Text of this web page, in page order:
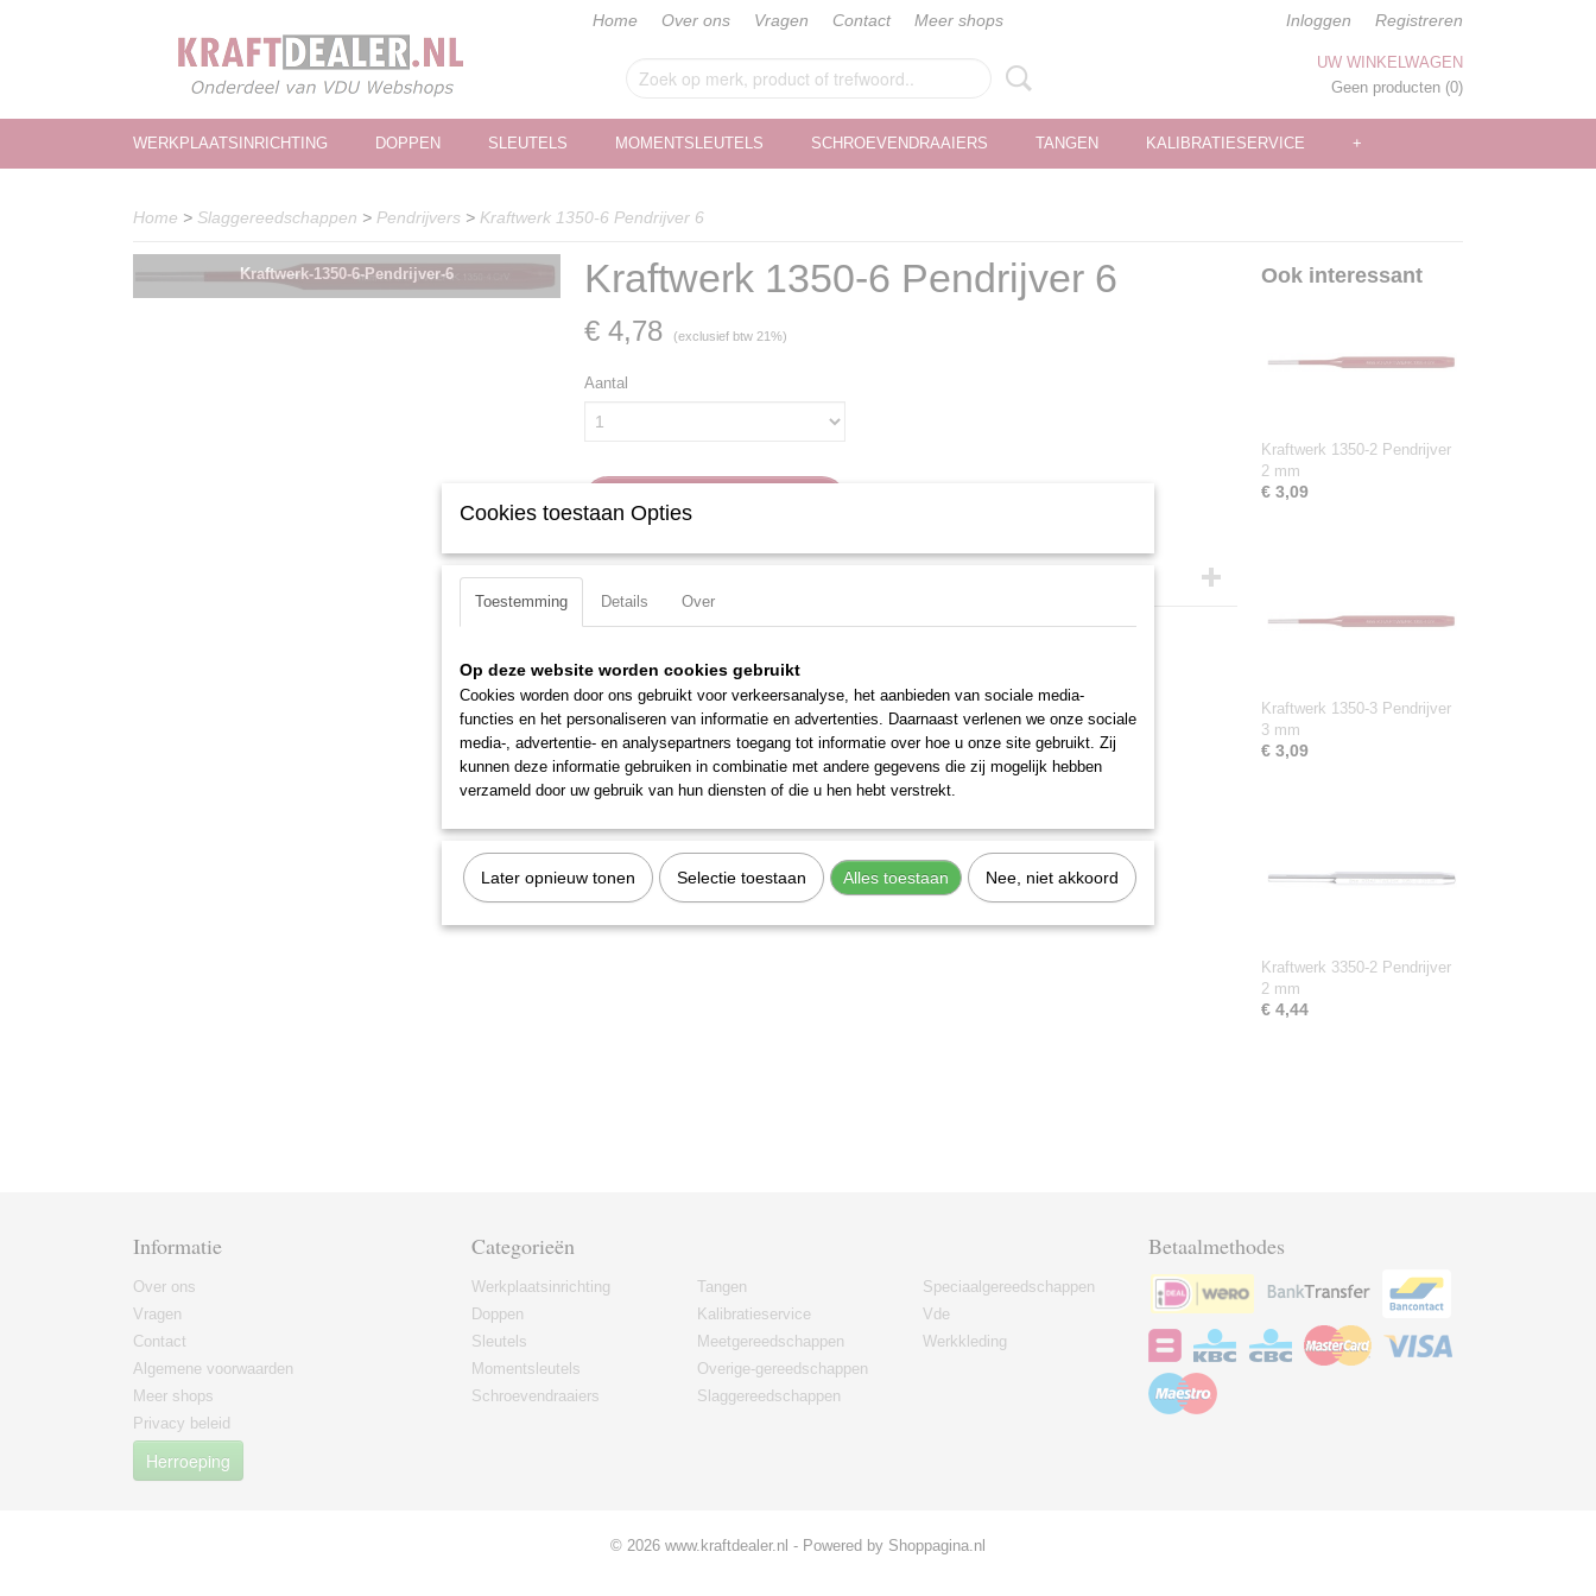
Home Over ons Vragen Contact Meer shops Inloggen Registreren
UW WINKELWAGEN
Geen producten (0)
WERKPLAATSINRICHTING DOPPEN SLEUTELS MOMENTSLEUTELS SCHROEVENDRAAIERS TANGEN KALIBRATIESERVICE +
Home > Slaggereedschappen > Pendrijvers > Kraftwerk 1350-6 Pendrijver 6
Kraftwerk-1350-6-Pendrijver-6 Kraftwerk 1350-6 Pendrijver 6
€ 4,78 (exclusief btw 21%)
Aantal
Productcode leverancier
Ook interessant
Kraftwerk 1350-2 Pendrijver
2 mm
€ 3,09
Kraftwerk 1350-3 Pendrijver
3 mm
€ 3,09
Kraftwerk 3350-2 Pendrijver
2 mm
€ 4,44
Informatie
Over ons
Vragen
Contact
Algemene voorwaarden
Meer shops
Privacy beleid
Herroeping
Categorieën
Werkplaatsinrichting
Doppen
Sleutels
Momentsleutels
Schroevendraaiers
Tangen
Kalibratieservice
Meetgereedschappen
Overige-gereedschappen
Slaggereedschappen
Speciaalgereedschappen
Vde
Werkkleding
Betaalmethodes
© 2026 www.kraftdealer.nl - Powered by Shoppagina.nl
Cookies toestaan Opties
Toestemming Details Over
Op deze website worden cookies gebruikt
Cookies worden door ons gebruikt voor verkeersanalyse, het aanbieden van sociale media-
functies en het personaliseren van informatie en advertenties. Daarnaast verlenen we onze sociale
media-, advertentie- en analysepartners toegang tot informatie over hoe u onze site gebruikt. Zij
kunnen deze informatie gebruiken in combinatie met andere gegevens die zij mogelijk hebben
verzameld door uw gebruik van hun diensten of die u hen hebt verstrekt.
Later opnieuw tonen Selectie toestaan Alles toestaan Nee, niet akkoord